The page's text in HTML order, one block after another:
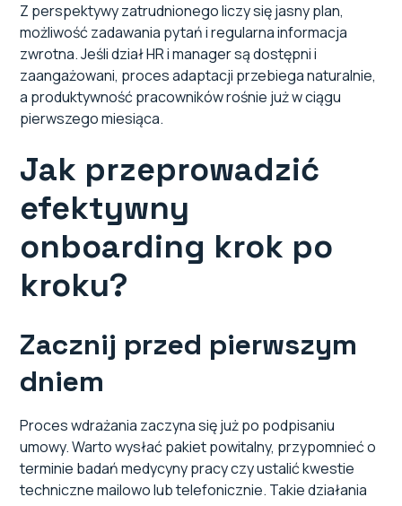
Z perspektywy zatrudnionego liczy się jasny plan,
możliwość zadawania pytań i regularna informacja
zwrotna. Jeśli dział HR i manager są dostępni i
zaangażowani, proces adaptacji przebiega naturalnie,
a produktywność pracowników rośnie już w ciągu
pierwszego miesiąca.
Jak przeprowadzić
efektywny
onboarding krok po
kroku?
Zacznij przed pierwszym
dniem
Proces wdrażania zaczyna się już po podpisaniu
umowy. Warto wysłać pakiet powitalny, przypomnieć o
terminie badań medycyny pracy czy ustalić kwestie
techniczne mailowo lub telefonicznie. Takie działania